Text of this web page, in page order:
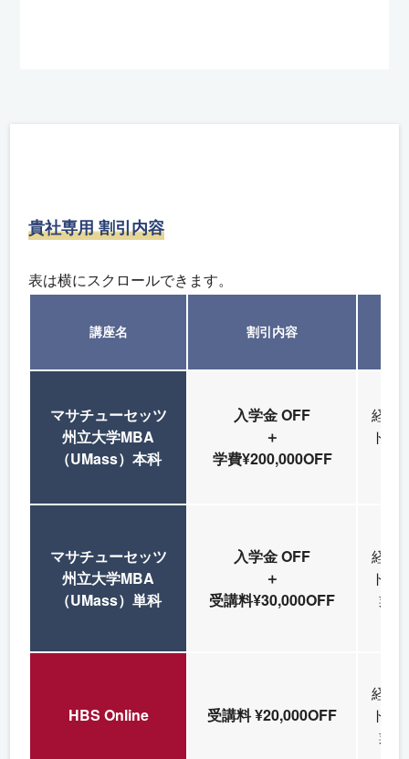
貴社専用 割引内容
表は横にスクロールできます。
講座名 割引内容
マサチューセッツ
州立大学MBA
（UMass）本科
入学金 OFF
＋
学費¥200,000OFF
経営
ト層
マサチューセッツ
州立大学MBA
（UMass）単科
入学金 OFF
＋
受講料¥30,000OFF
経営
ト候
業
HBS Online 受講料 ¥20,000OFF
経営
ト候
業